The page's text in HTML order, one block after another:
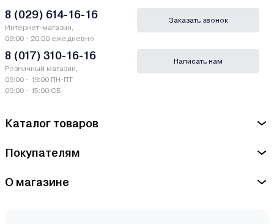
Каталог товаров
Покупателям
О магазине
8 (029) 614-16-16
Интернет-магазин,
09:00 - 20:00 ежедневно
8 (017) 310-16-16
Розничный магазин,
09:00 - 19:00 ПН-ПТ
09:00 - 15:00 СБ
Заказать звонок
Написать нам